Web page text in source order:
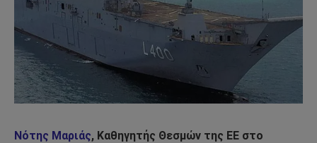
Νότης Μαριάς, Καθηγητής Θεσμών της ΕΕ στο